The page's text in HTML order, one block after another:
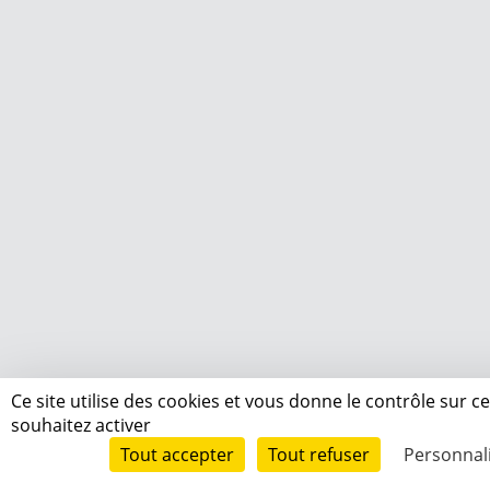
Ce site utilise des cookies et vous donne le contrôle sur
souhaitez activer
Tout accepter
Tout refuser